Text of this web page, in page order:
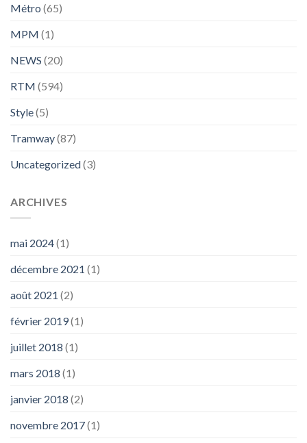
Métro (65)
MPM (1)
NEWS (20)
RTM (594)
Style(5)
Tramway(87)
Uncategorized(3)
ARCHIVES
mai 2024(1)
décembre 2021 (1)
août 2021 (2)
février 2019(1)
juillet 2018 (1)
mars 2018 (1)
janvier 2018 (2)
novembre 2017(1)